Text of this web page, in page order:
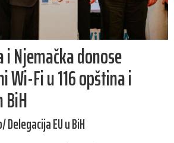
Njemačka donose
Wi-Fi u 116 opština i
EU u BiH